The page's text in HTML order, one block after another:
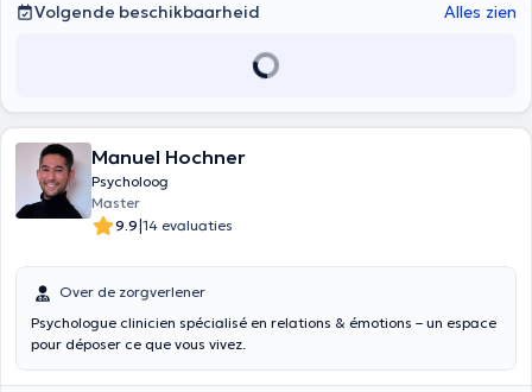
Volgende beschikbaarheid Alles zien
Manuel Hochner
Psycholoog
Master
9.9|14 evaluaties
Over de zorgverlener
Psychologue clinicien spécialisé en relations & émotions – un espace
pour déposer ce que vous vivez.